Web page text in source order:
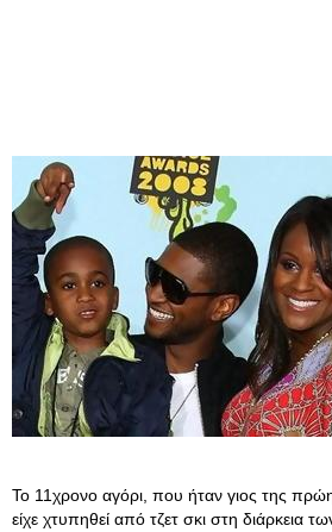
Το 11χρονο αγόρι, που ήταν γιος της
είχε χτυπηθεί από τζετ σκι στη διάρκεια